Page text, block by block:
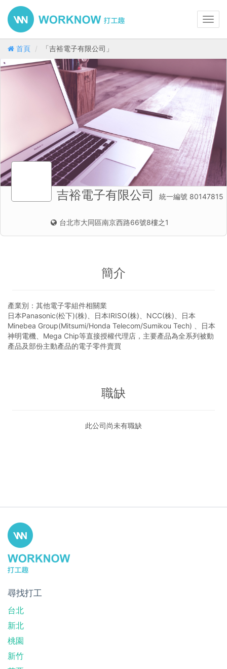
首頁 「吉裕電子有限公司」
吉裕電子有限公司 統一編號 80147815
台北市大同區南京西路66號8樓之1
簡介
產業別：其他電子零組件相關業
日本Panasonic(松下)(株)、日本IRISO(株)、NCC(株)、日本
Minebea Group(Mitsumi/Honda Telecom/Sumikou Tech) 、日本
神明電機、Mega Chip等直接授權代理店，主要產品為全系列被動
產品及部份主動產品的電子零件賣買
職缺
此公司尚未有職缺
尋找打工
台北
新北
桃園
新竹